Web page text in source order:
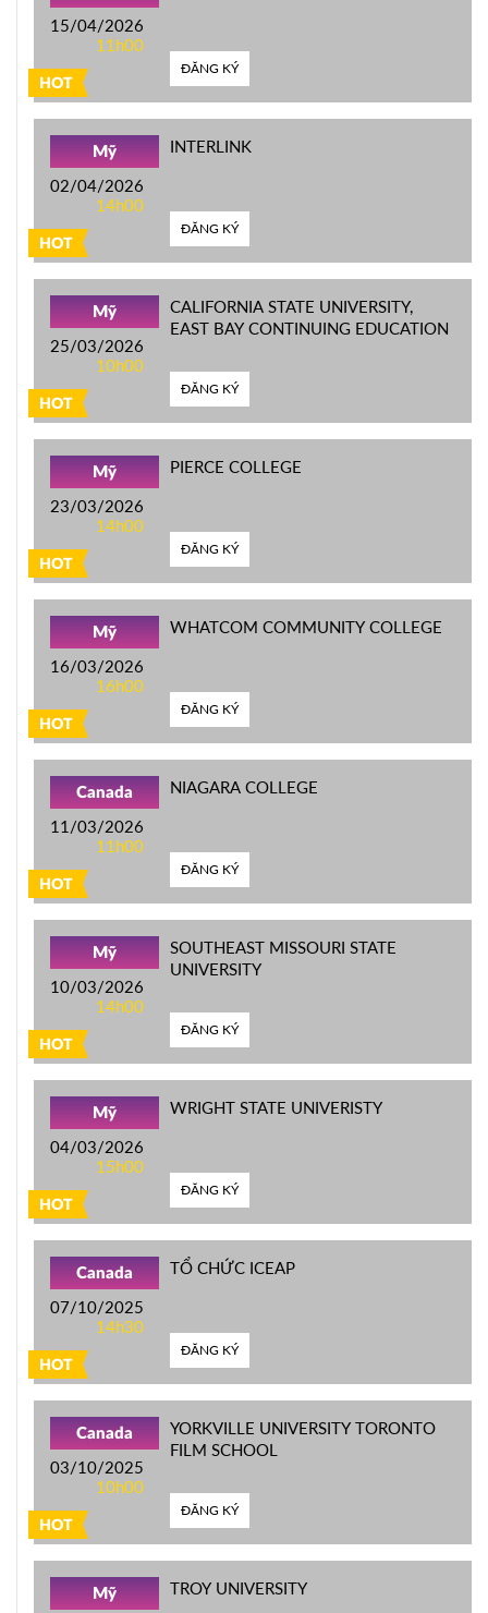
HOT
15/04/2026
11h00
ĐĂNG KÝ
HOT
Mỹ
02/04/2026
14h00
INTERLINK
ĐĂNG KÝ
HOT
Mỹ
25/03/2026
10h00
CALIFORNIA STATE UNIVERSITY,
EAST BAY CONTINUING EDUCATION
ĐĂNG KÝ
HOT
Mỹ
23/03/2026
14h00
PIERCE COLLEGE
ĐĂNG KÝ
HOT
Mỹ
16/03/2026
16h00
WHATCOM COMMUNITY COLLEGE
ĐĂNG KÝ
HOT
Canada
11/03/2026
11h00
NIAGARA COLLEGE
ĐĂNG KÝ
HOT
Mỹ
10/03/2026
14h00
SOUTHEAST MISSOURI STATE
UNIVERSITY
ĐĂNG KÝ
HOT
Mỹ
04/03/2026
15h00
WRIGHT STATE UNIVERISTY
ĐĂNG KÝ
HOT
Canada
07/10/2025
14h30
TỔ CHỨC ICEAP
ĐĂNG KÝ
HOT
Canada
03/10/2025
10h00
YORKVILLE UNIVERSITY TORONTO
FILM SCHOOL
ĐĂNG KÝ
Mỹ TROY UNIVERSITY